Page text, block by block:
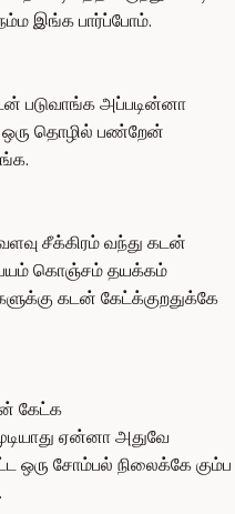
இங்க பார்ப்போம்.
படுவாங்க அப்படின்னா
ஒரு தொழில் பண்றேன்
சீக்கிரம் வந்து கடன்
பயம் கொஞ்சம் தயக்கம்
கடன் கேட்க்குறதுக்கே
கேட்க
ஏன்னா அதுவே
ஒரு சோம்பல் நிலைக்கே கும்ப